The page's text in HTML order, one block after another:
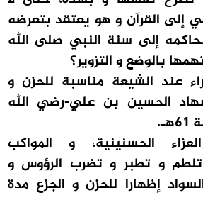
إلى القرآن و هو يعتقد بتعرضه
إلى سنة النبي صلى الله
بالوضع و التزوير؟
عند الشيعة مناسبة للحزن و
الحسين بن علي-رضي الله
الحسنينية، و المواكب
تلطم و تطبر و تضرب الرؤوس و
إظهارا للحزن و الجزع مدة